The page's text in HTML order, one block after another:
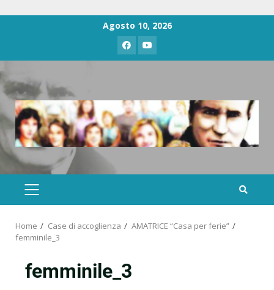
Agosto 10, 2026
Home Case di accoglienza
AMATRICE “Casa per ferie”
femminile_3
femminile_3